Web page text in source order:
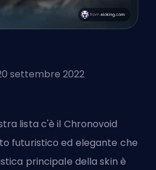
settembre 2022
lista c'è il Chronovoid
futuristico ed elegante che
principale della skin è